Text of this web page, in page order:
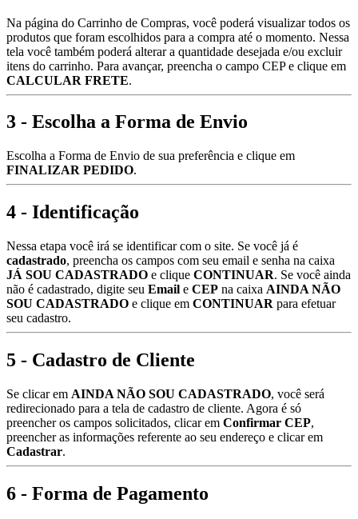
Na página do Carrinho de Compras, você poderá visualizar todos os
produtos que foram escolhidos para a compra até o momento. Nessa
tela você também poderá alterar a quantidade desejada e/ou excluir
itens do carrinho. Para avançar, preencha o campo CEP e clique em
CALCULAR FRETE.
3 - Escolha a Forma de Envio
Escolha a Forma de Envio de sua preferência e clique em
FINALIZAR PEDIDO.
4 - Identificação
Nessa etapa você irá se identificar com o site. Se você já é
cadastrado, preencha os campos com seu email e senha na caixa
JÁ SOU CADASTRADO e clique CONTINUAR. Se você ainda
não é cadastrado, digite seu Email e CEP na caixa AINDA NÃO
SOU CADASTRADO e clique em CONTINUAR para efetuar
seu cadastro.
5 - Cadastro de Cliente
Se clicar em AINDA NÃO SOU CADASTRADO, você ser
redirecionado para a tela de cadastro de cliente. Agora é só
preencher os campos solicitados, clicar em Confirmar CEP,
preencher as informações referente ao seu endereço e clicar em
Cadastrar.
6 - Forma de Pagamento